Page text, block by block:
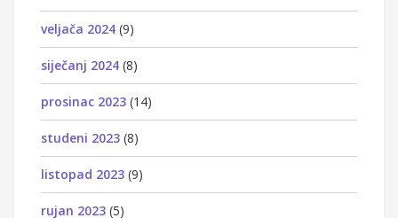
veljača 2024 (9)
siječanj 2024 (8)
prosinac 2023 (14)
studeni 2023 (8)
listopad 2023 (9)
rujan 2023 (5)